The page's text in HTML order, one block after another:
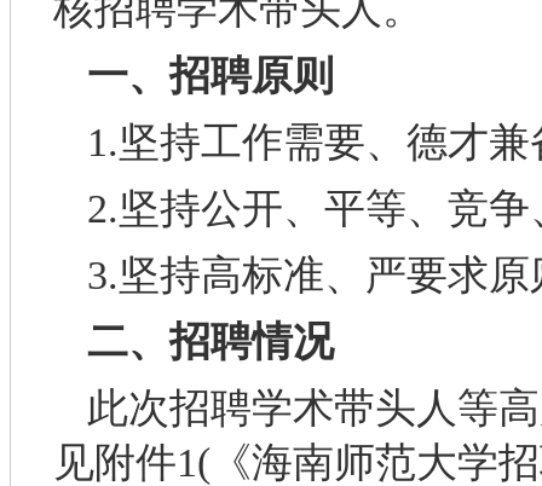
一、招聘原则
1.坚持工作需要、德才
2.坚持公开、平等、竞
3.坚持高标准、严要求原
二、招聘情况
此次招聘学术带头人等
见附件1(《海南师范大学